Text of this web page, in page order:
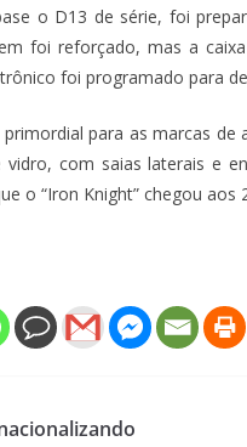
o D13 de série, foi
foi reforçado, mas a
foi programado para
para as marcas
vidro, com saias laterais e
o “Iron Knight” chegou aos